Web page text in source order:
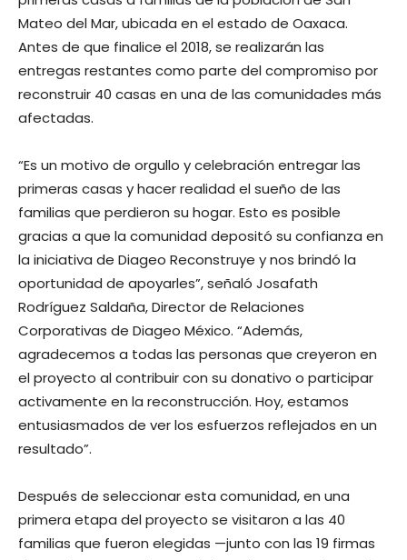
Mateo del Mar, ubicada en el estado de Oaxaca.
Antes de que finalice el 2018, se realizarán las
entregas restantes como parte del compromiso por
reconstruir 40 casas en una de las comunidades más
afectadas.
“Es un motivo de orgullo y celebración entregar las
primeras casas y hacer realidad el sueño de las
familias que perdieron su hogar. Esto es posible
gracias a que la comunidad depositó su confianza en
la iniciativa de Diageo Reconstruye y nos brindó la
oportunidad de apoyarles”, señaló Josafath
Rodríguez Saldaña, Director de Relaciones
Corporativas de Diageo México. “Además,
agradecemos a todas las personas que creyeron en
el proyecto al contribuir con su donativo o participar
activamente en la reconstrucción. Hoy, estamos
entusiasmados de ver los esfuerzos reflejados en un
resultado”.
Después de seleccionar esta comunidad, en una
primera etapa del proyecto se visitaron a las 40
familias que fueron elegidas —junto con las 19 firmas